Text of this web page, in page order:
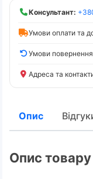
Консультант:
Умови оплати та
Умови
Адреса та
Опис
Опис товару